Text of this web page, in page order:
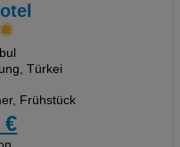
Türkei
Frühstück
€